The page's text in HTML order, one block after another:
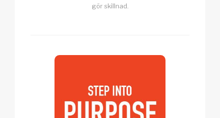
gör skillnad.